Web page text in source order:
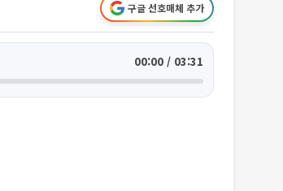
구글 선호매체 추가
00:00 / 03:31